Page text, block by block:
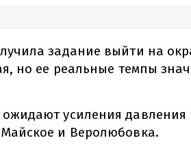
задание выйти на
но ее реальные темпы
усиления давления
и Веролюбовка.